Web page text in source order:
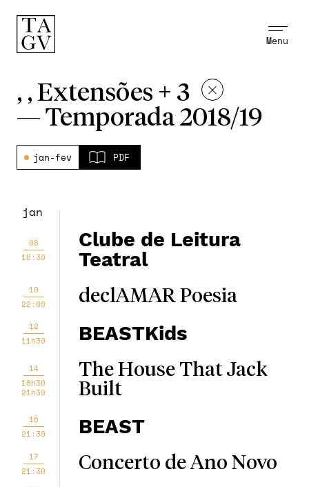
Menu
, , Extensões + 3
— Temporada 2018/19
jan-fev PDF
jan
08
18:30
Clube de Leitura
Teatral
10
22:00
declAMAR Poesia
12
11h30
BEASTKids
14
18h30
21h30
The House That Jack
Built
16
21:30
BEAST
17
21:30
Concerto de Ano Novo